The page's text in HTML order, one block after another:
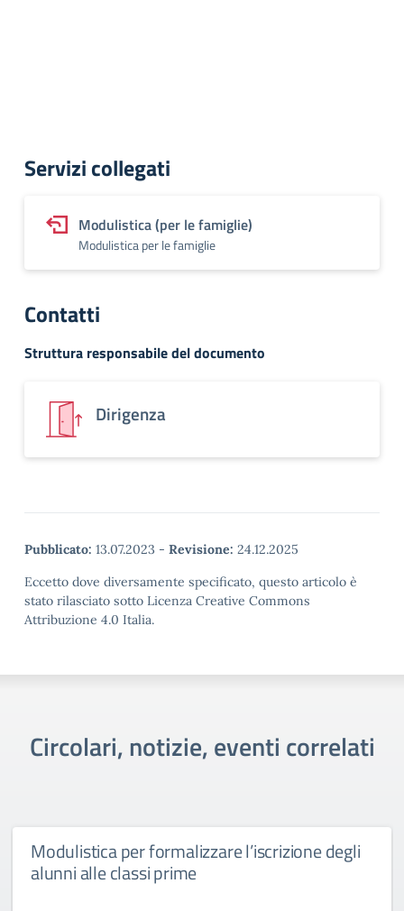
Servizi collegati
Modulistica (per le famiglie)
Modulistica per le famiglie
Contatti
Struttura responsabile del documento
Dirigenza
Pubblicato: 13.07.2023 - Revisione: 24.12.2025
Eccetto dove diversamente specificato, questo articolo è
stato rilasciato sotto Licenza Creative Commons
Attribuzione 4.0 Italia.
Circolari, notizie, eventi correlati
Modulistica per formalizzare l’iscrizione degli
alunni alle classi prime